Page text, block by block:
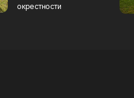
окрестности